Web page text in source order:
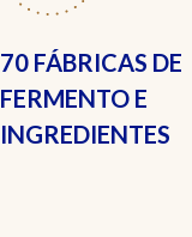
70 FÁBRICAS DE
FERMENTO E
INGREDIENTES